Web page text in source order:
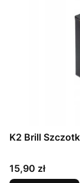
K2 Brill
Cena
15,90 zł